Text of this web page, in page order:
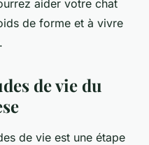
aider votre chat
de forme et à vivre
de vie du
de vie est une étape